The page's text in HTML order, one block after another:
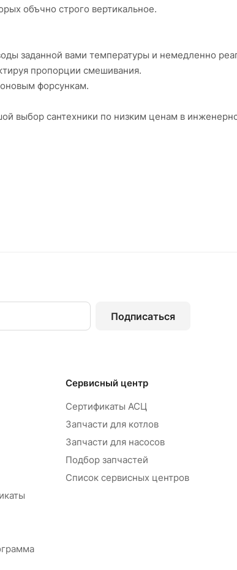
объчно строго вертикальное.
заданной вами температуры и немедленно
пропорции смешивания.
форсункам.
выбор сантехники по низким ценам в
Подписаться
Сервисный центр
Сертификаты АСЦ
Запчасти для котлов
Запчасти для насосов
Подбор запчастей
Список сервисных центров